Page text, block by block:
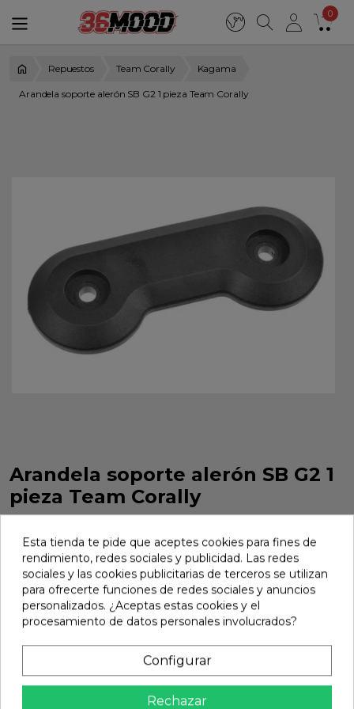
0
Repuestos Team Corally Kagama
Arandela soporte alerón SB G2 1 pieza Team Corally
Arandela soporte alerón SB G2 1
pieza Team Corally
00180-1003
Marca: Team Corally Ref: C-00180-1003
4,24 €
Añadir
En stock
Esta tienda te pide que aceptes cookies para fines de
rendimiento, redes sociales y publicidad. Las redes
sociales y las cookies publicitarias de terceros se utilizan
para ofrecerte funciones de redes sociales y anuncios
personalizados. ¿Aceptas estas cookies y el
procesamiento de datos personales involucrados?
Configurar
Rechazar